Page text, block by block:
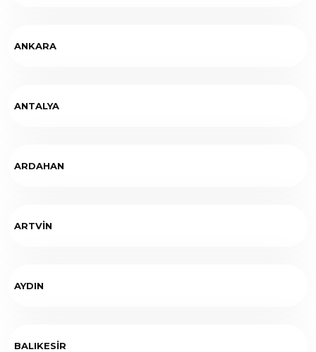
ANKARA
ANTALYA
ARDAHAN
ARTVİN
AYDIN
BALIKESİR